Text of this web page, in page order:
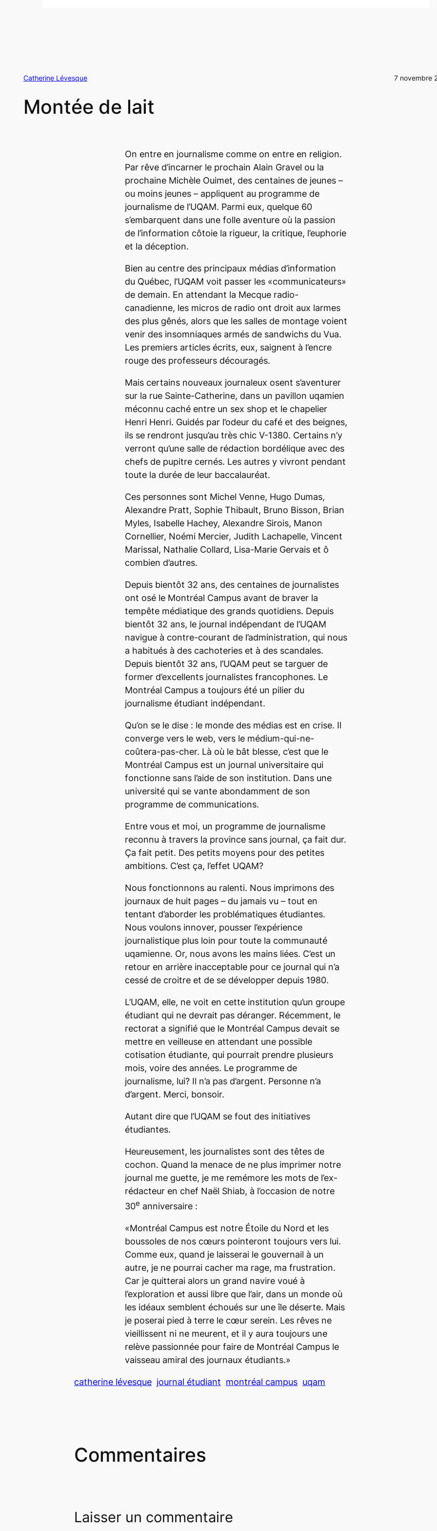
Catherine Lévesque 7 novembre
Montée de lait
On entre en journalisme comme on entre en religion.
Par rêve d’incarner le prochain Alain Gravel ou la
prochaine Michèle Ouimet, des centaines de jeunes –
ou moins jeunes – appliquent au programme de
journalisme de l’UQAM. Parmi eux, quelque 60
s’embarquent dans une folle aventure où la passion
de l’information côtoie la rigueur, la critique, l’euphorie
et la déception.
Bien au centre des principaux médias d’information
du Québec, l’UQAM voit passer les «communicateurs»
de demain. En attendant la Mecque radio-
canadienne, les micros de radio ont droit aux larmes
des plus gênés, alors que les salles de montage voient
venir des insomniaques armés de sandwichs du Vua.
Les premiers articles écrits, eux, saignent à l’encre
rouge des professeurs découragés.
Mais certains nouveaux journaleux osent s’aventurer
sur la rue Sainte-Catherine, dans un pavillon uqamien
méconnu caché entre un sex shop et le chapelier
Henri Henri. Guidés par l’odeur du café et des beignes,
ils se rendront jusqu’au très chic V-1380. Certains n’y
verront qu’une salle de rédaction bordélique avec des
chefs de pupitre cernés. Les autres y vivront pendant
toute la durée de leur baccalauréat.
Ces personnes sont Michel Venne, Hugo Dumas,
Alexandre Pratt, Sophie Thibault, Bruno Bisson, Brian
Myles, Isabelle Hachey, Alexandre Sirois, Manon
Cornellier, Noémi Mercier, Judith Lachapelle, Vincent
Marissal, Nathalie Collard, Lisa-Marie Gervais et ô
combien d’autres.
Depuis bientôt 32 ans, des centaines de journalistes
ont osé le Montréal Campus avant de braver la
tempête médiatique des grands quotidiens. Depuis
bientôt 32 ans, le journal indépendant de l’UQAM
navigue à contre-courant de l’administration, qui nous
a habitués à des cachoteries et à des scandales.
Depuis bientôt 32 ans, l’UQAM peut se targuer de
former d’excellents journalistes francophones. Le
Montréal Campus a toujours été un pilier du
journalisme étudiant indépendant.
Qu’on se le dise : le monde des médias est en crise. Il
converge vers le web, vers le médium-qui-ne-
coûtera-pas-cher. Là où le bât blesse, c’est que le
Montréal Campus est un journal universitaire qui
fonctionne sans l’aide de son institution. Dans une
université qui se vante abondamment de son
programme de communications.
Entre vous et moi, un programme de journalisme
reconnu à travers la province sans journal, ça fait dur.
Ça fait petit. Des petits moyens pour des petites
ambitions. C’est ça, l’effet UQAM?
Nous fonctionnons au ralenti. Nous imprimons des
journaux de huit pages – du jamais vu – tout en
tentant d’aborder les problématiques étudiantes.
Nous voulons innover, pousser l’expérience
journalistique plus loin pour toute la communauté
uqamienne. Or, nous avons les mains liées. C’est un
retour en arrière inacceptable pour ce journal qui n’a
cessé de croitre et de se développer depuis 1980.
L’UQAM, elle, ne voit en cette institution qu’un groupe
étudiant qui ne devrait pas déranger. Récemment, le
rectorat a signifié que le Montréal Campus devait se
mettre en veilleuse en attendant une possible
cotisation étudiante, qui pourrait prendre plusieurs
mois, voire des années. Le programme de
journalisme, lui? Il n’a pas d’argent. Personne n’a
d’argent. Merci, bonsoir.
Autant dire que l’UQAM se fout des initiatives
étudiantes.
Heureusement, les journalistes sont des têtes de
cochon. Quand la menace de ne plus imprimer notre
journal me guette, je me remémore les mots de l’ex-
rédacteur en chef Naël Shiab, à l’occasion de notre
30e anniversaire :
«Montréal Campus est notre Étoile du Nord et les
boussoles de nos cœurs pointeront toujours vers lui.
Comme eux, quand je laisserai le gouvernail à un
autre, je ne pourrai cacher ma rage, ma frustration.
Car je quitterai alors un grand navire voué à
l’exploration et aussi libre que l’air, dans un monde où
les idéaux semblent échoués sur une île déserte. Mais
je poserai pied à terre le cœur serein. Les rêves ne
vieillissent ni ne meurent, et il y aura toujours une
relève passionnée pour faire de Montréal Campus le
vaisseau amiral des journaux étudiants.»
catherine lévesque journal étudiant montréal campus uqam
Commentaires
Laisser un commentaire